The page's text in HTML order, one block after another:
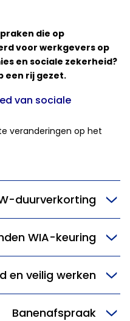
die op
voor werkgevers op
en sociale zekerheid?
een rij gezet.
van sociale
veranderingen op het
duurverkorting
WIA-keuring
en veilig werken
Banenafspraak